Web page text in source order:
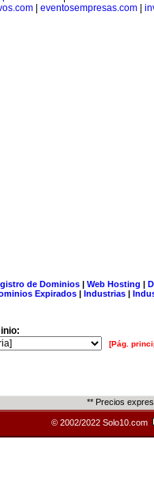
| eventosempresas.com|
de Dominios| Web Hosting |
Expirados | Industrias |
[Pág.
** Precios
© 2002/2022 Solo10.com